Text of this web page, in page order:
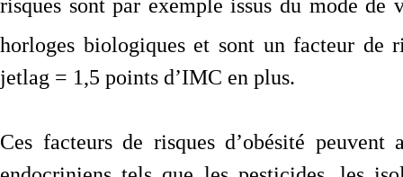
risques sont par exemple issus du mode de
horloges biologiques et sont un facteur de
jetlag = 1,5 points d’IMC en plus.
Ces facteurs de risques d’obésité